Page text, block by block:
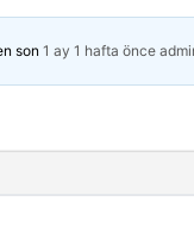
son 1 ay 1 hafta önce